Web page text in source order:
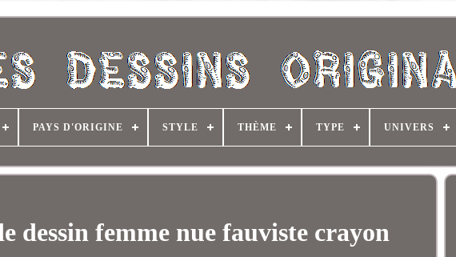
PAYS D'ORIGINE STYLE THÈME TYPE UNIVERS
dessin femme nue fauviste crayon